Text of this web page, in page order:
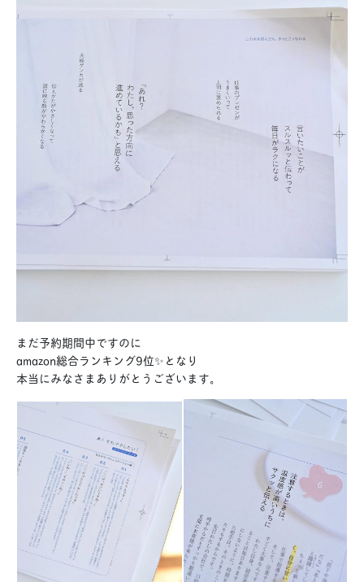
まだ予約期間中ですのに
amazon総合ランキング9位✨となり
本当にみなさまありがとうございます。